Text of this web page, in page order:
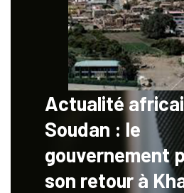
Actualité
Soudan : le
gouvernement
son retour à